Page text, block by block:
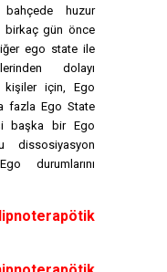
bahçede huzur
birkaç gün önce
ego state ile
dolayı
kişiler için, Ego
fazla Ego State
başka bir Ego
dissosiyasyon
durumlarını